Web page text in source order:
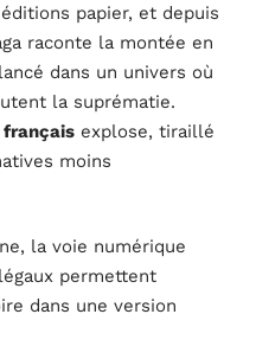
papier, et depuis
raconte la montée en
dans un univers où
la suprématie.
explose, tiraillé
moins
la voie numérique
permettent
dans une version